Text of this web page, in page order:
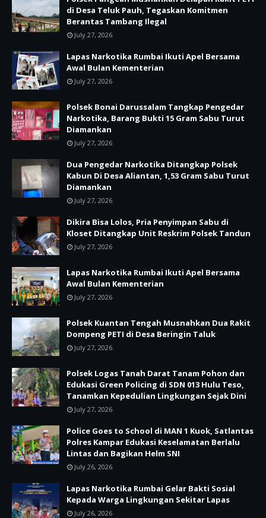
di Desa Teluk Pauh, Tegaskan Komitmen
Berantas Tambang Ilegal
July 27, 2026
Lapas Narkotika Rumbai Ikuti Apel Bersama
Awal Bulan Kementerian
July 27, 2026
Polsek Bonai Darussalam Tangkap Pengedar
Narkotika, Barang Bukti 15 Gram Sabu Turut
Diamankan
July 27, 2026
Dua Pengedar Narkotika Ditangkap Polsek
Kabun Di Desa Aliantan, 1,53 Gram Sabu Turut
Diamankan
July 27, 2026
Dikira Bisa Lolos, Pria Penyimpan Sabu di
Kloset Ditangkap Unit Reskrim Polsek Tandun
July 27, 2026
Lapas Narkotika Rumbai Ikuti Apel Bersama
Awal Bulan Kementerian
July 27, 2026
Polsek Kuantan Tengah Musnahkan Dua Rakit
Dompeng PETI di Desa Beringin Taluk
July 27, 2026
Polsek Logas Tanah Darat Tanam Pohon dan
Edukasi Green Policing di SDN 013 Hulu Teso,
Tanamkan Kepedulian Lingkungan Sejak Dini
July 27, 2026
Police Goes to School di MAN 1 Kuok, Satlantas
Polres Kampar Edukasi Keselamatan Berlalu
Lintas dan Bagikan Helm SNI
July 26, 2026
Lapas Narkotika Rumbai Gelar Bakti Sosial
Kepada Warga Lingkungan Sekitar Lapas
July 26, 2026